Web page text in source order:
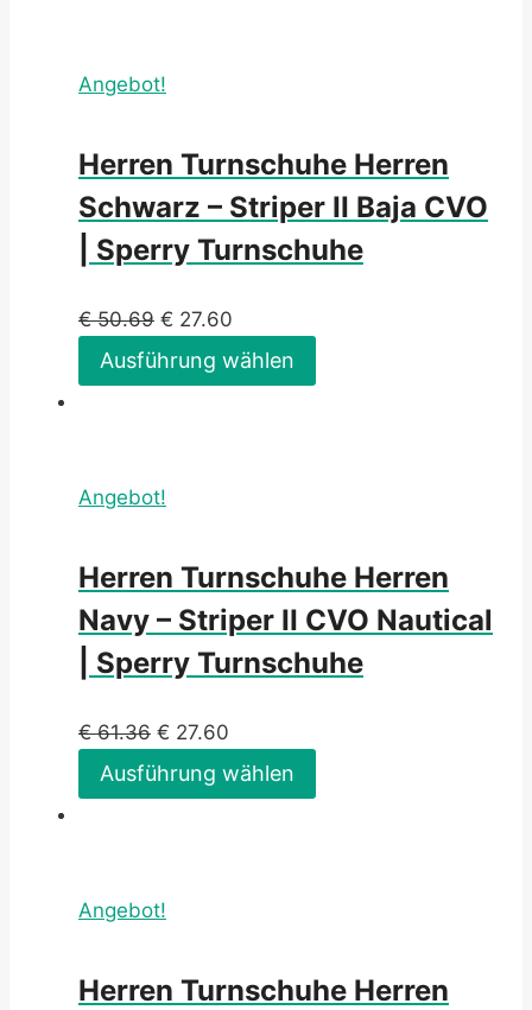
Angebot!
Herren Turnschuhe Herren
Schwarz – Striper II Baja CVO
| Sperry Turnschuhe
€50.69 € 27.60
Ausführung wählen
Angebot!
Herren Turnschuhe Herren
Navy – Striper II CVO Nautical
| Sperry Turnschuhe
€61.36 € 27.60
Ausführung wählen
Angebot!
Herren Turnschuhe Herren